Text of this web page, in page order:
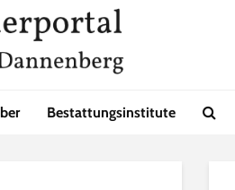
Bestattungsinstitute